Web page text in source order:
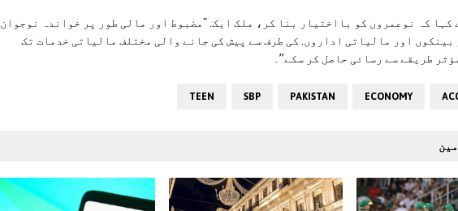
کہا کہ نوعمروں کو بااختیار بنا کر، ملک ایک. "مضبوط اور مالی طور پر خواندہ نوجوان
بینکوں اور مالیاتی اداروں. کی طرف سے پیش کی جانے والی مختلف مالیاتی خدمات تک
طریقے سے رسائی حاصل کر سکے”۔
ECONOMY
PAKISTAN
SBP
TEEN